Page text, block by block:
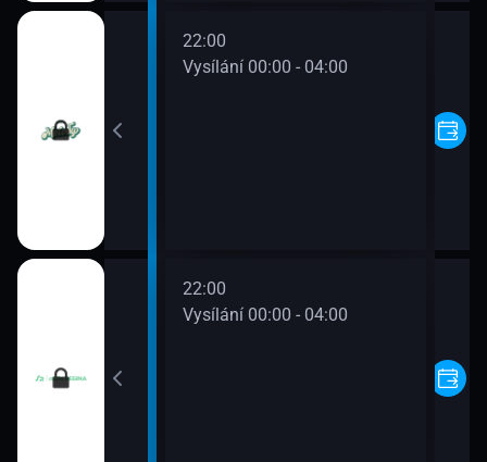
22:00
Vysílání 00:00 - 04:00
22:00
Vysílání 00:00 - 04:00